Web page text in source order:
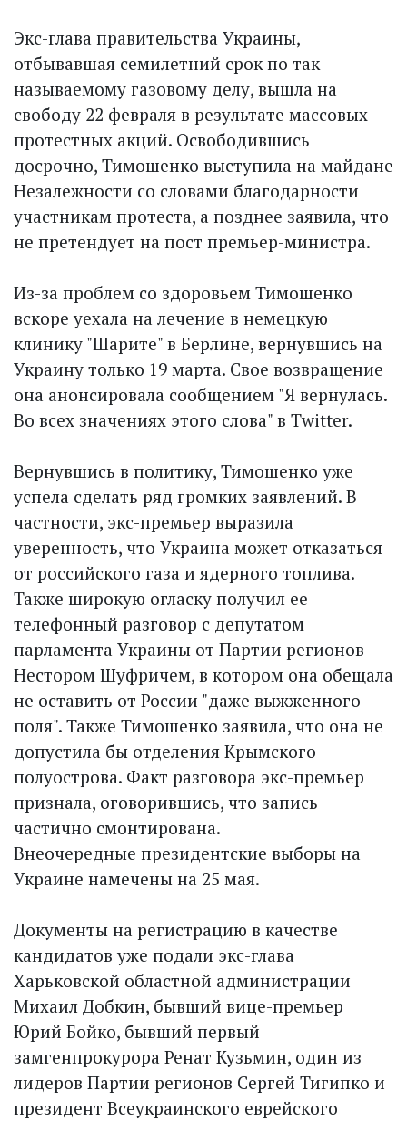
Экс-глава правительства Украины,
отбывавшая семилетний срок по так
называемому газовому делу, вышла на
свободу 22 февраля в результате массовых
протестных акций. Освободившись
досрочно, Тимошенко выступила на майдане
Незалежности со словами благодарности
участникам протеста, а позднее заявила, что
не претендует на пост премьер-министра.
Из-за проблем со здоровьем Тимошенко
вскоре уехала на лечение в немецкую
клинику "Шарите" в Берлине, вернувшись на
Украину только 19 марта. Свое возвращение
она анонсировала сообщением "Я вернулась.
Во всех значениях этого слова" в Twitter.
Вернувшись в политику, Тимошенко уже
успела сделать ряд громких заявлений. В
частности, экс-премьер выразила
уверенность, что Украина может отказаться
от российского газа и ядерного топлива.
Также широкую огласку получил ее
телефонный разговор с депутатом
парламента Украины от Партии регионов
Нестором Шуфричем, в котором она обещала
не оставить от России "даже выжженного
поля". Также Тимошенко заявила, что она не
допустила бы отделения Крымского
полуострова. Факт разговора экс-премьер
признала, оговорившись, что запись
частично смонтирована.
Внеочередные президентские выборы на
Украине намечены на 25 мая.
Документы на регистрацию в качестве
кандидатов уже подали экс-глава
Харьковской областной администрации
Михаил Добкин, бывший вице-премьер
Юрий Бойко, бывший первый
замгенпрокурора Ренат Кузьмин, один из
лидеров Партии регионов Сергей Тигипко и
президент Всеукраинского еврейского